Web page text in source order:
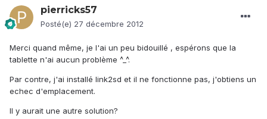
pierricks57
Posté(e) 27 décembre 2012
Merci quand même, je l'ai un peu bidouillé , espérons que la
tablette n'ai aucun problème ^_^.
Par contre, j'ai installé link2sd et il ne fonctionne pas, j'obtiens un
echec d'emplacement.
Il y aurait une autre solution?